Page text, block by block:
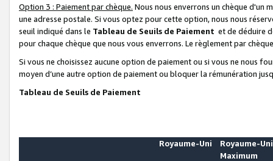
Option 3 : Paiement par chèque. Nous nous enverrons un chèque d'un
une adresse postale. Si vous optez pour cette option, nous nous
seuil indiqué dans le Tableau de Seuils de Paiement et de déduire
pour chaque chèque que nous vous enverrons. Le règlement par
Si vous ne choisissez aucune option de paiement ou si vous ne nous
moyen d’une autre option de paiement ou bloquer la rémunération
Tableau de Seuils de Paiement
Royaume-Uni
Royaume-Uni
Maximum